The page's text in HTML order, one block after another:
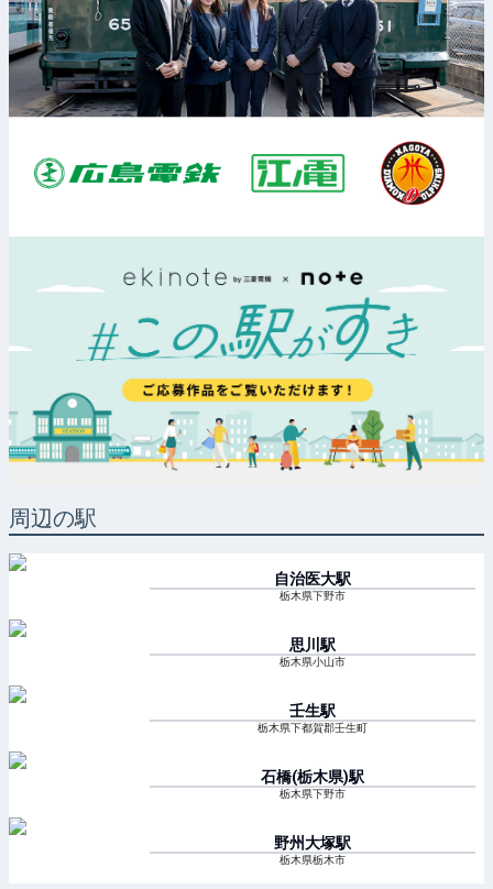
周辺の駅
自治医大駅
栃木県下野市
思川 駅
栃木県小山市
壬生駅
栃木県下都賀郡壬生町
石橋(栃木県)駅
栃木県下野市
野州大塚駅
栃木県栃木市